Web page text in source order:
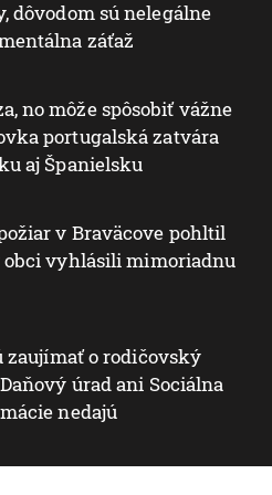
dôvodom sú nelegálne
záťaž
no môže spôsobiť vážne
portugalská zatvára
aj Španielsku
v Braväcove pohltil
vyhlásili mimoriadnu
zaujímať o rodičovský
úrad ani Sociálna
nedajú